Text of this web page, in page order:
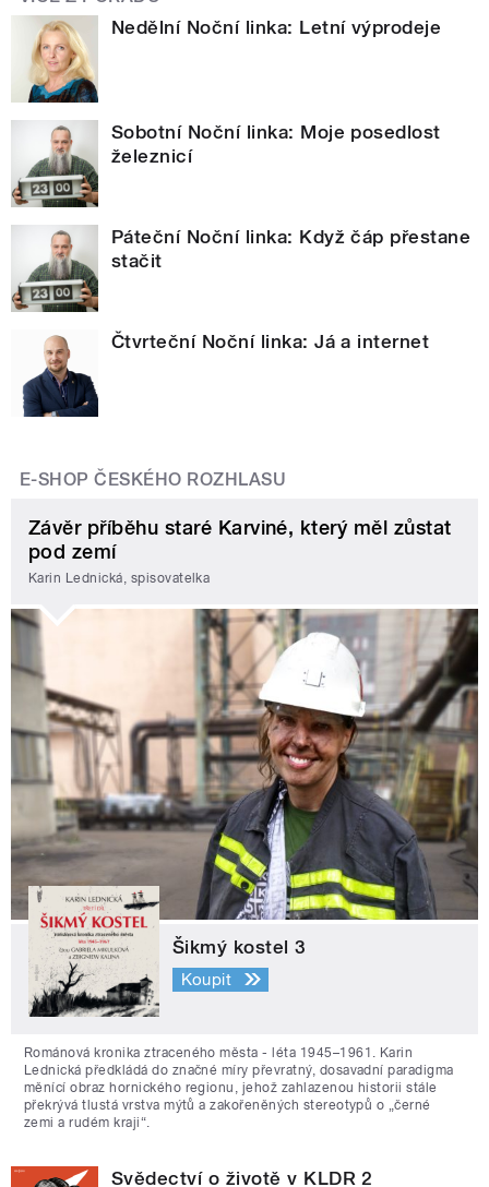
Nedělní Noční linka: Letní výprodeje
Sobotní Noční linka: Moje posedlost
železnicí
Páteční Noční linka: Když čáp přestane
stačit
Čtvrteční Noční linka: Já a internet
E-SHOP ČESKÉHO ROZHLASU
Závěr příběhu staré Karviné, který měl zůstat
pod zemí
Karin Lednická, spisovatelka
Šikmý kostel 3
Koupit
Románová kronika ztraceného města - léta 1945–1961. Karin
Lednická předkládá do značné míry převratný, dosavadní paradigma
měnící obraz hornického regionu, jehož zahlazenou historii stále
překrývá tlustá vrstva mýtů a zakořeněných stereotypů o „černé
zemi a rudém kraji“.
Svědectví o životě v KLDR 2